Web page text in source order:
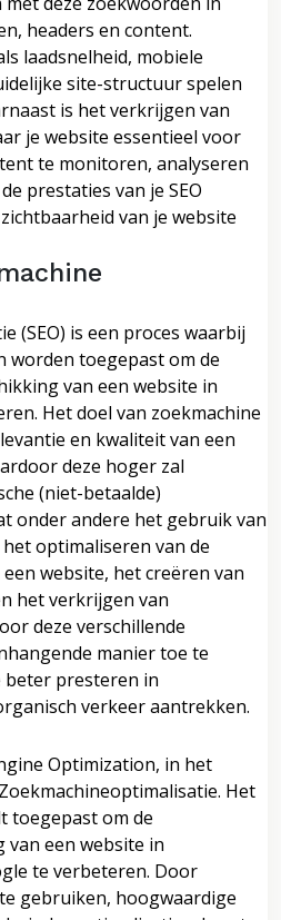
headers en content.
laadsnelheid, mobiele
site-structuur spelen
is het verkrijgen van
je website essentieel voor
te monitoren, analyseren
prestaties van je SEO
van je website
(SEO) is een proces waarbij
worden toegepast om de
van een website in
Het doel van zoekmachine
en kwaliteit van een
deze hoger zal
(niet-betaalde)
onder andere het gebruik van
optimaliseren van de
website, het creëren van
het verkrijgen van
deze verschillende
manier toe te
beter presteren in
verkeer aantrekken.
Optimization, in het
Het
toegepast om de
van een website in
te verbeteren. Door
gebruiken, hoogwaardige